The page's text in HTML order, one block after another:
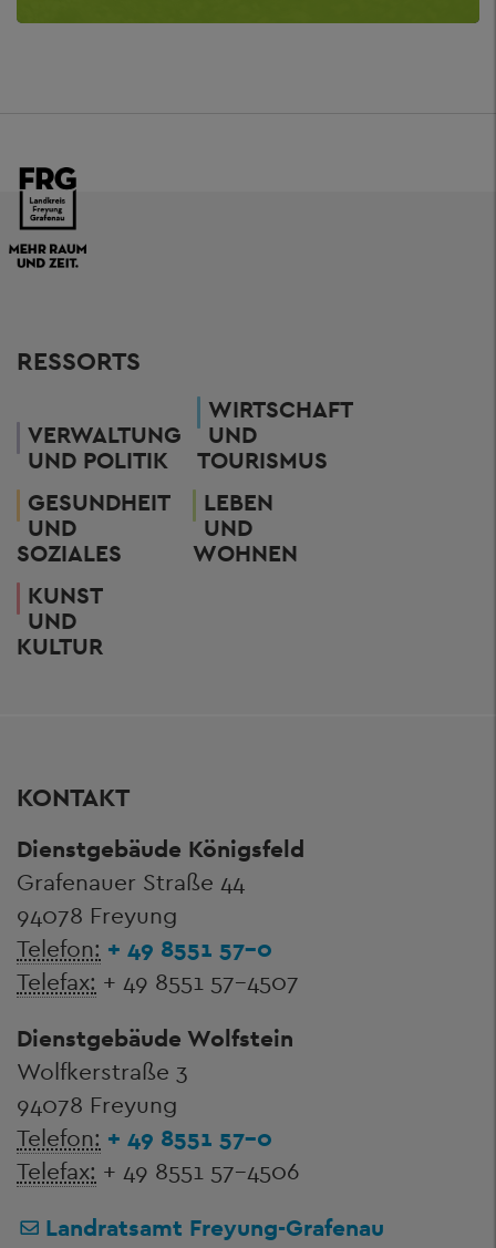
RESSORTS
VERWALTUNG
UND POLITIK
WIRTSCHAFT
UND
TOURISMUS
GESUNDHEIT
UND
SOZIALES
LEBEN
UND
WOHNEN
KUNST
UND
KULTUR
KONTAKT
Dienstgebäude Königsfeld
Grafenauer Straße 44
94078 Freyung
Telefon: + 49 8551 57-0
Telefax: + 49 8551 57-4507
Dienstgebäude Wolfstein
Wolfkerstraße 3
94078 Freyung
Telefon: + 49 8551 57-0
Telefax: + 49 8551 57-4506
Landratsamt Freyung-Grafenau